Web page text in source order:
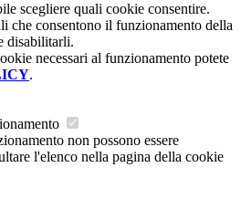
scegliere quali cookie consentire.
che consentono il funzionamento della
disabilitarli.
necessari al funzionamento potete
.
non possono essere
l'elenco nella pagina della cookie